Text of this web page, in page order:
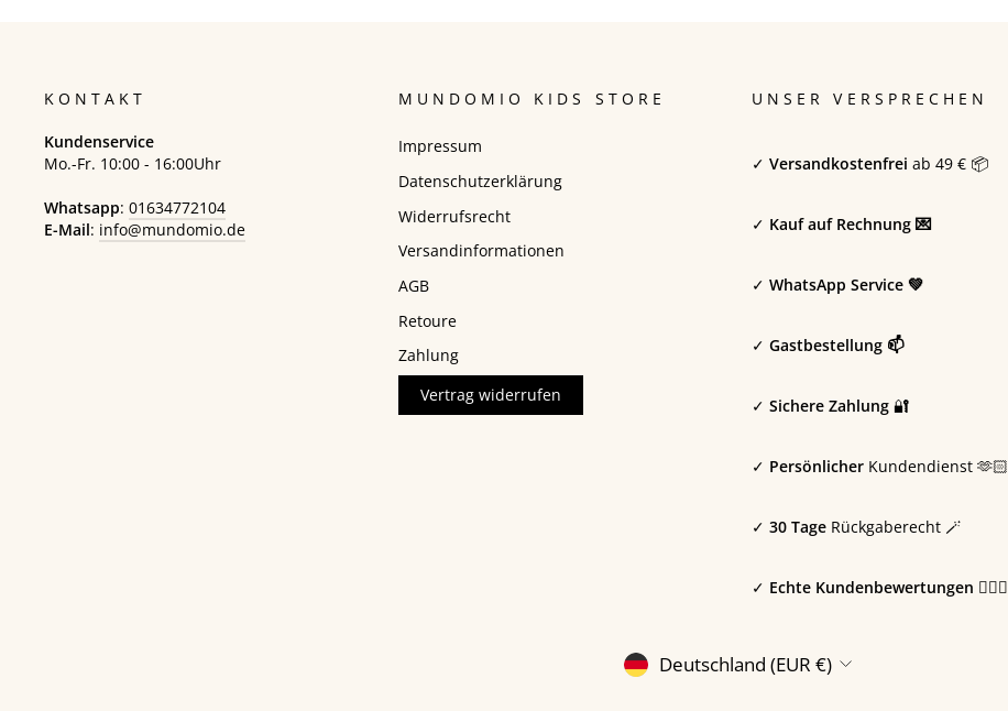
KONTAKT
Kundenservice
Mo.-Fr. 10:00 - 16:00Uhr
Whatsapp: 01634772104
E-Mail: info@mundomio.de
MUNDOMIO KIDS STORE
Impressum
Datenschutzerklärung
Widerrufsrecht
Versandinformationen
AGB
Retoure
Zahlung
Vertrag widerrufen
UNSER VERSPRECHEN
✓ Versandkostenfrei ab 49 € 📦
✓ Kauf auf Rechnung 💌
✓ WhatsApp Service 💚
✓ Gastbestellung 📫
✓ Sichere Zahlung 🔐
✓ Persönlicher Kundendienst 🫶🏻
✓ 30 Tage Rückgaberecht 🪄
✓ Echte Kundenbewertungen 🙎🏼‍♀️
WÄHRUNG
Deutschland (EUR €)